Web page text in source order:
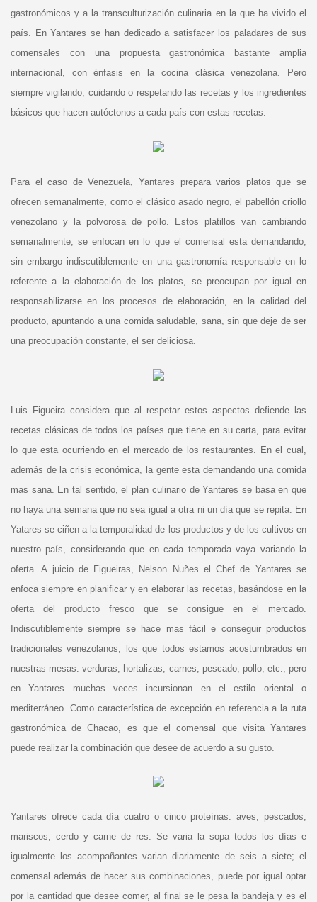
gastronómicos y a la transculturización culinaria en la que ha vivido el
país. En Yantares se han dedicado a satisfacer los paladares de sus
comensales con una propuesta gastronómica bastante amplia
internacional, con énfasis en la cocina clásica venezolana. Pero
siempre vigilando, cuidando o respetando las recetas y los ingredientes
básicos que hacen autóctonos a cada país con estas recetas.
Para el caso de Venezuela, Yantares prepara varios platos que se
ofrecen semanalmente, como el clásico asado negro, el pabellón criollo
venezolano y la polvorosa de pollo. Estos platillos van cambiando
semanalmente, se enfocan en lo que el comensal esta demandando,
sin embargo indiscutiblemente en una gastronomía responsable en lo
referente a la elaboración de los platos, se preocupan por igual en
responsabilizarse en los procesos de elaboración, en la calidad del
producto, apuntando a una comida saludable, sana, sin que deje de ser
una preocupación constante, el ser deliciosa.
Luis Figueira considera que al respetar estos aspectos defiende las
recetas clásicas de todos los países que tiene en su carta, para evitar
lo que esta ocurriendo en el mercado de los restaurantes. En el cual,
además de la crisis económica, la gente esta demandando una comida
mas sana. En tal sentido, el plan culinario de Yantares se basa en que
no haya una semana que no sea igual a otra ni un día que se repita. En
Yatares se ciñen a la temporalidad de los productos y de los cultivos en
nuestro país, considerando que en cada temporada vaya variando la
oferta. A juicio de Figueiras, Nelson Nuñes el Chef de Yantares se
enfoca siempre en planificar y en elaborar las recetas, basándose en la
oferta del producto fresco que se consigue en el mercado.
Indiscutiblemente siempre se hace mas fácil e conseguir productos
tradicionales venezolanos, los que todos estamos acostumbrados en
nuestras mesas: verduras, hortalizas, carnes, pescado, pollo, etc., pero
en Yantares muchas veces incursionan en el estilo oriental o
mediterráneo. Como característica de excepción en referencia a la ruta
gastronómica de Chacao, es que el comensal que visita Yantares
puede realizar la combinación que desee de acuerdo a su gusto.
Yantares ofrece cada día cuatro o cinco proteínas: aves, pescados,
mariscos, cerdo y carne de res. Se varia la sopa todos los días e
igualmente los acompañantes varian diariamente de seis a siete; el
comensal además de hacer sus combinaciones, puede por igual optar
por la cantidad que desee comer, al final se le pesa la bandeja y es el